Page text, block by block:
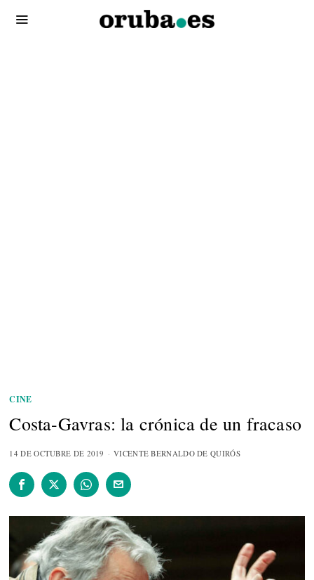
CINE
Costa-Gavras: la crónica de un fracaso
14 DE OCTUBRE DE 2019 VICENTE BERNALDO DE QUIRÓS